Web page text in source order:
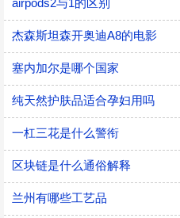
airpods2与1的区别
杰森斯坦森开奥迪A8的电影
塞内加尔是哪个国家
纯天然护肤品适合孕妇用吗
一杠三花是什么警衔
区块链是什么通俗解释
兰州有哪些工艺品